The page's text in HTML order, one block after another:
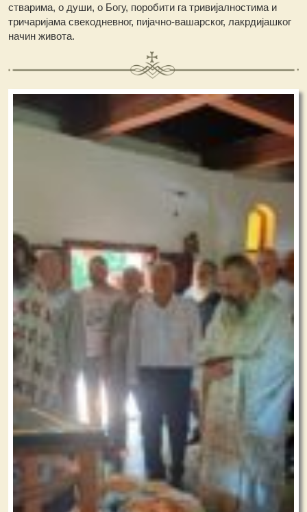
стварима, о души, о Богу, поробити га тривијалностима и
тричаријама свекодневног, пијачно-вашарског, лакрдијашког
начин живота.